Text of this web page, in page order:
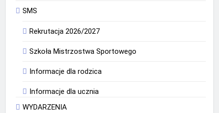
SMS
Rekrutacja 2026/2027
Szkoła Mistrzostwa Sportowego
Informacje dla rodzica
Informacje dla ucznia
WYDARZENIA